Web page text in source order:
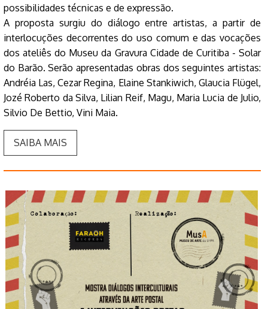
possibilidades técnicas e de expressão.
A proposta surgiu do diálogo entre artistas, a partir de
interlocuções decorrentes do uso comum e das vocações
dos ateliês do Museu da Gravura Cidade de Curitiba - Solar
do Barão. Serão apresentadas obras dos seguintes artistas:
Andréia Las, Cezar Regina, Elaine Stankiwich, Glaucia Flügel,
Jozé Roberto da Silva, Lilian Reif, Magu, Maria Lucia de Julio,
Silvio De Bettio, Vini Maia.
SAIBA MAIS